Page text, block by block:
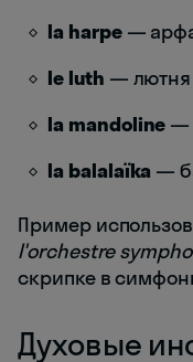
la harpe—
le luth — лютня
la mandoline —
la balalaïka —
Пример
l'orchestre
скрипке в
Духовые